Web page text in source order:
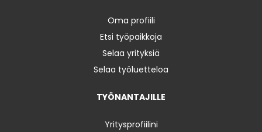
Oma profiili
Etsi työpaikkoja
Selaa yrityksiä
Selaa työluetteloa
TYÖNANTAJILLE
Yritysprofiilini